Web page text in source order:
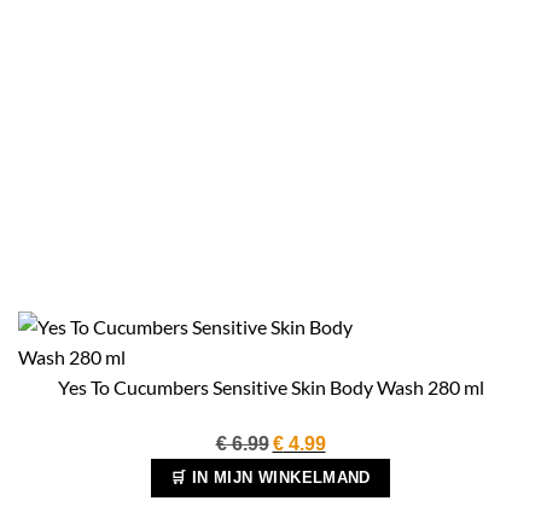
Yes To Cucumbers Sensitive Skin Body Wash 280 ml
€6.99 Oorspronkelijke
prijs
was:
€4.99Huidige
prijs
is:
🛒 IN MIJN WINKELMAND